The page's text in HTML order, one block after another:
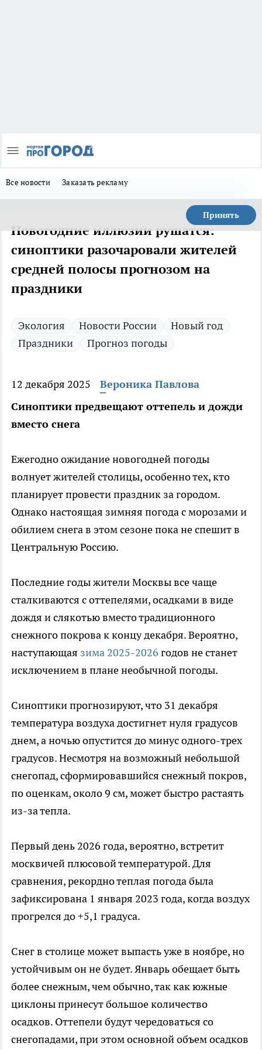
Все новости Заказать рекламу
Принять
Новогодние иллюзии рушатся:
синоптики разочаровали жителей
средней полосы прогнозом на
праздники
Экология Новости России
Новый год
Праздники
Прогноз погоды
12 декабря 2025
Вероника Павлова
Синоптики предвещают оттепель и дожди
вместо снега
Ежегодно ожидание новогодней погоды
волнует жителей столицы, особенно тех, кто
планирует провести праздник за городом.
Однако настоящая зимняя погода с морозами и
обилием снега в этом сезоне пока не спешит в
Центральную Россию.
Последние годы жители Москвы все чаще
сталкиваются с оттепелями, осадками в виде
дождя и слякотью вместо традиционного
снежного покрова к концу декабря. Вероятно,
наступающая зима 2025-2026 годов не станет
исключением в плане необычной погоды.
Синоптики прогнозируют, что 31 декабря
температура воздуха достигнет нуля градусов
днем, а ночью опустится до минус одного-трех
градусов. Несмотря на возможный небольшой
снегопад, сформировавшийся снежный покров,
по оценкам, около 9 см, может быстро растаять
из-за тепла.
Первый день 2026 года, вероятно, встретит
москвичей плюсовой температурой. Для
сравнения, рекордно теплая погода была
зафиксирована 1 января 2023 года, когда воздух
прогрелся до +5,1 градуса.
Снег в столице может выпасть уже в ноябре, но
устойчивым он не будет. Январь обещает быть
более снежным, чем обычно, так как южные
циклоны принесут большое количество
осадков. Оттепели будут чередоваться со
снегопадами, при этом основной объем осадков